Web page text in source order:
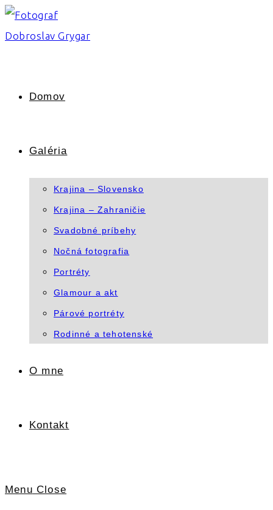
Skip
to
Domov
Galéria
Krajina – Slovensko
Krajina – Zahraničie
Svadobné príbehy
Nočná fotografia
Portréty
Glamour a akt
Párové portréty
Rodinné a tehotenské
O mne
Kontakt
Menu Close